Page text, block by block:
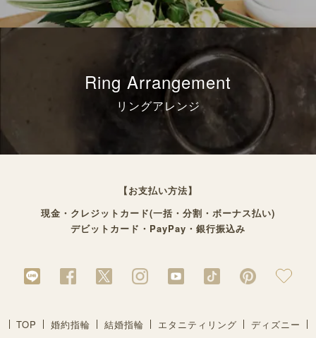
Ring Arrangement
リングアレンジ
【お支払い方法】
現金・クレジットカード(一括・分割・ボーナス払い)
デビットカード・PayPay・銀行振込み
TOP 婚約指輪 結婚指輪 エタニティリング ディズニー